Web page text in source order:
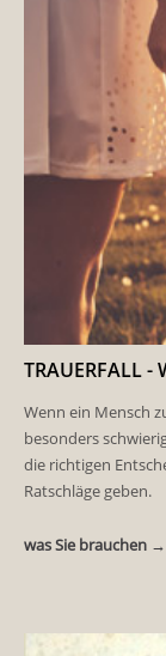
TRAUERFALL -
Wenn ein Mensch
besonders
die richtigen
Ratschläge geben.
was Sie brauchen →